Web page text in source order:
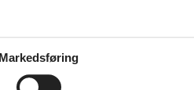
Ingen TV2
Diverse
Markedsføring